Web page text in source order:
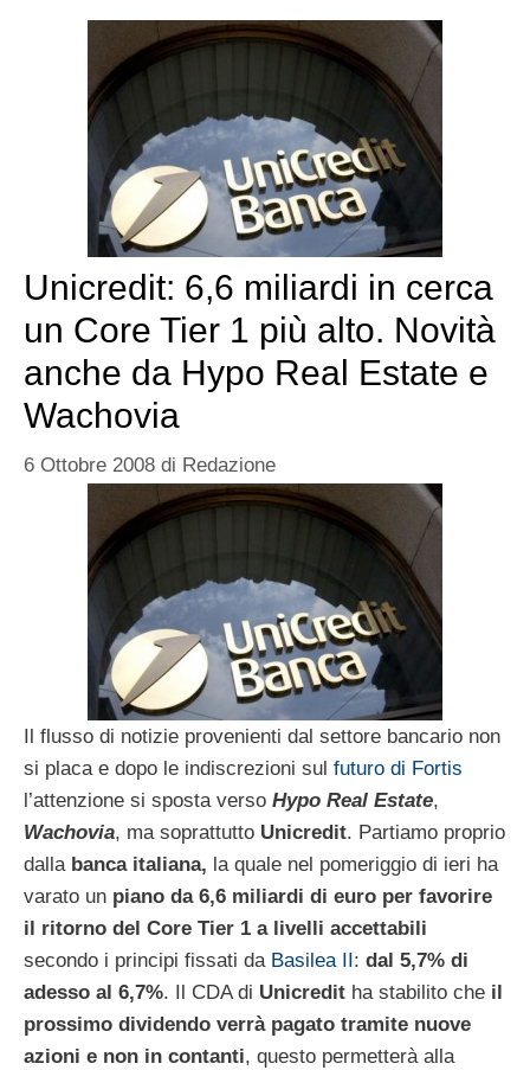
Unicredit: 6,6 miliardi in cerca
un Core Tier 1 più alto. Novità
anche da Hypo Real Estate e
Wachovia
6 Ottobre 2008 di Redazione
Il flusso di notizie provenienti dal settore bancario non
si placa e dopo le indiscrezioni sul futuro di Fortis
l’attenzione si sposta verso Hypo Real Estate,
Wachovia, ma soprattutto Unicredit. Partiamo proprio
dallabanca italiana, la quale nel pomeriggio di ieri ha
varato un piano da 6,6 miliardi di euro per favorire
il ritorno del Core Tier 1 a livelli accettabili
secondo i principi fissati da Basilea II: dal 5,7% di
adesso al 6,7%. Il CDA di Unicredit ha stabilito che il
prossimo dividendo verrà pagato tramite nuove
azioni e non in contanti, questo permetterà alla